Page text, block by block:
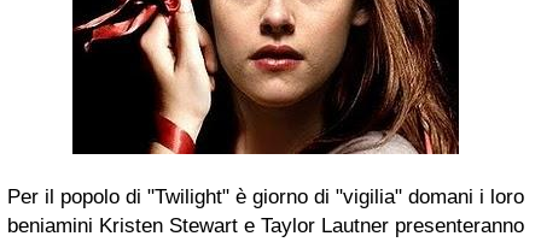
Per il popolo di "Twilight" è giorno di "vigilia" domani i loro
beniamini Kristen Stewart e Taylor Lautner presenteranno